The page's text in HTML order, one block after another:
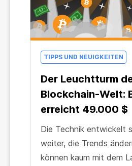
TIPPS UND NEUIGKEITEN
Der Leuchtturm
Blockchain-Welt:
erreicht 49.000 $
Die Technik entwickelt
weiter, die Trends
können kaum mit dem